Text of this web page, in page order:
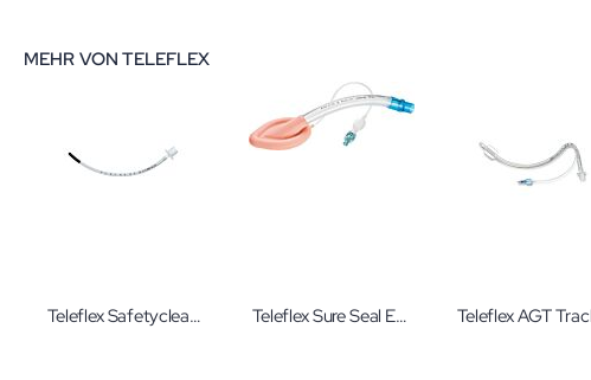
MEHR VON TELEFLEX
Teleflex Safetyclear Trachealtubus ohne Cuff mit Spitze 7,5 mm Einmaltubus Magill Teleflex Sure Seal Einweg-Larynxmaske mit PVC-Tubus Gr. 4,0 Einmalmaske mit Pilotballon